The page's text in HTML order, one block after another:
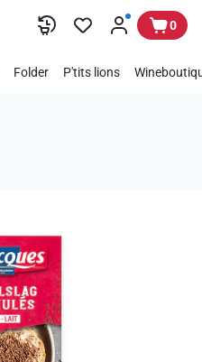
0
Folder P'tits lions